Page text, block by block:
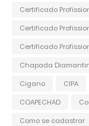
Certificado
Certificado
Certificado
Chapada
Cigano
CIPA
COAPECHAD
Como se cadastrar